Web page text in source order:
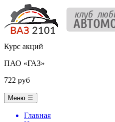
Курс акций
ПАО «ГАЗ»
722 руб
Меню ☰
Главная